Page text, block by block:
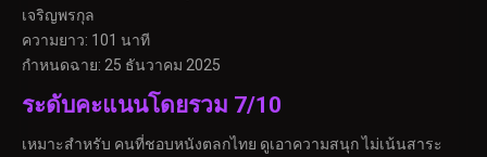
เจริญพรกุล
ความยาว: 101 นาที
กำหนดฉาย: 25 ธันวาคม 2025
ระดับคะแนนโดยรวม 7/10
เหมาะสำหรับ คนที่ชอบหนังตลกไทย ดูเอาความสนุก ไม่เน้นสาระ